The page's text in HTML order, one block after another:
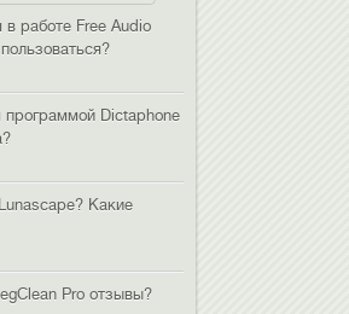
в работе Free Audio
программой Dictaphone
Какие
Pro отзывы?